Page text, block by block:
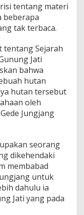
tentang materi
beberapa
tak terbaca.
tentang Sejarah
Jati
bahwa
hutan
hutan tersebut
oleh
Jungjang
seorang
dikehendaki
membabad
untuk
dahulu ia
Jati yang pada